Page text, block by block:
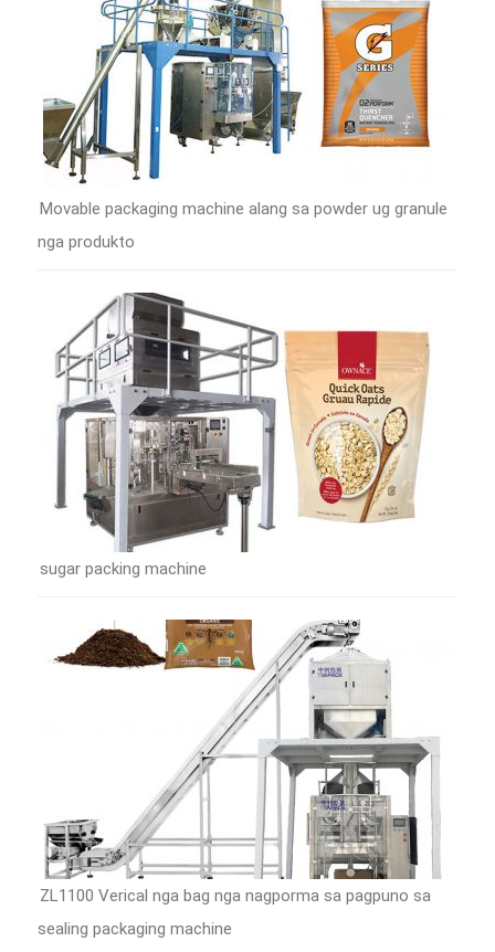
Movable packaging machine alang sa powder ug granule
nga produkto
sugar packing machine
ZL1100 Verical nga bag nga nagporma sa pagpuno sa
sealing packaging machine